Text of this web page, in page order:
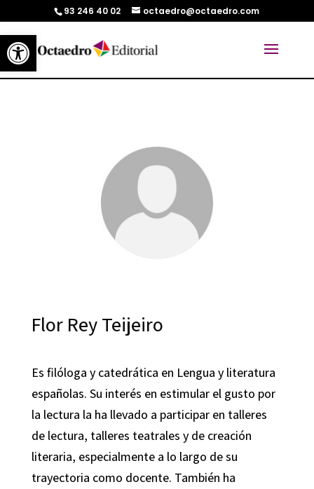
Abrir barra de herramientas
93 246 40 02 octaedro@octaedro.com
Flor Rey Teijeiro
Es filóloga y catedrática en Lengua y literatura
españolas. Su interés en estimular el gusto por
la lectura la ha llevado a participar en talleres
de lectura, talleres teatrales y de creación
literaria, especialmente a lo largo de su
trayectoria como docente. También ha